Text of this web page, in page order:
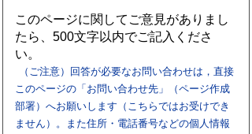
このページに関してご意見がありまし
たら、500文字以内でご記入くださ
い。
（ご注意）回答が必要なお問い合わせは，直接
このページの「お問い合わせ先」（ページ作成
部署）へお願いします（こちらではお受けでき
ません）。また住所・電話番号などの個人情報